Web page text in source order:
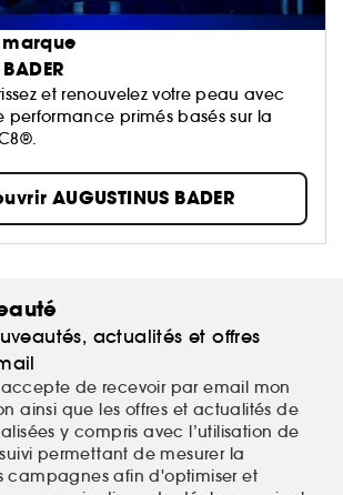
et renouvelez votre peau avec
performance primés basés sur la
AUGUSTINUS BADER
actualités et offres
de recevoir par email mon
ainsi que les offres et actualités de
y compris avec l’utilisation de
permettant de mesurer la
campagnes afin d'optimiser et